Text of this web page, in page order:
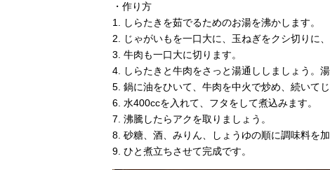
・作り方
1. しらたきを茹でるためのお湯を沸かします。
2. じゃがいもを一口大に、玉ねぎをクシ切りに
3. 牛肉も一口大に切ります。
4. しらたきと牛肉をさっと湯通ししましょう。
5. 鍋に油をひいて、牛肉を中火で炒め、続いて
6. 水400ccを入れて、フタをして煮込みます。
7. 沸騰したらアクを取りましょう。
8. 砂糖、酒、みりん、しょうゆの順に調味料を加
9. ひと煮立ちさせて完成です。